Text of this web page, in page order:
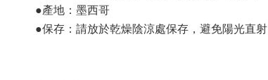
●產地：墨西哥
●保存：請放於乾燥陰涼處保存，避免陽光直射